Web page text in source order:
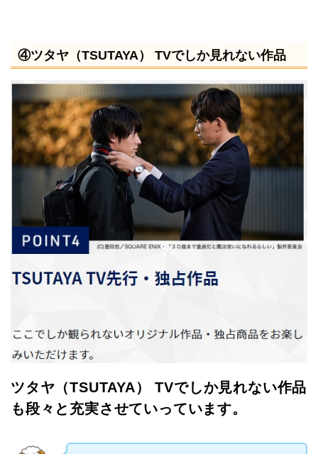
④ツタヤ（TSUTAYA） TVでしか見れない作品
ツタヤ（TSUTAYA） TVでしか見れない作品
も段々と充実させていっています。